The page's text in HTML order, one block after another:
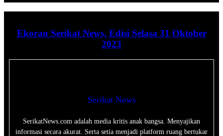
Ekoran Serikat News, Edisi Selasa 31 Oktober
2023
Serikat News
SerikatNews.com adalah media kritis anak bangsa. Menyajikan
informasi secara akurat. Serta setia menjadi platform ruang bertukar